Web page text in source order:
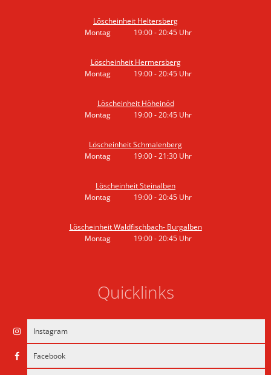
Löscheinheit Heltersberg
Montag
19:00-20:45 Uhr
Löscheinheit Hermersberg
Montag
19:00-20:45 Uhr
Löscheinheit Höheinöd
Montag
19:00-20:45 Uhr
Löscheinheit Schmalenberg
Montag
19:00-21:30 Uhr
Löscheinheit Steinalben
Montag
19:00-20:45 Uhr
Löscheinheit Waldfischbach- Burgalben
Montag
19:00-20:45 Uhr
Quicklinks
Instagram
Facebook